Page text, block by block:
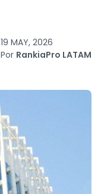
19 MAY, 2026
Por RankiaPro LATAM